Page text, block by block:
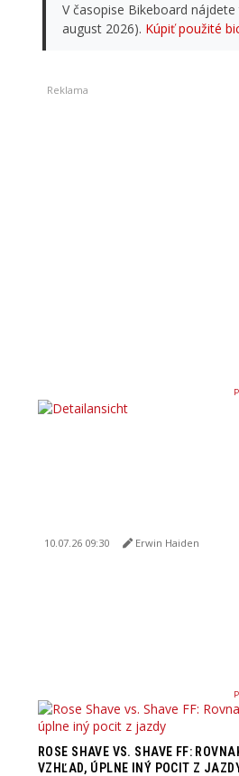
V časopise Bikeboard
august 2026). Kúpiť použité
Reklama
10.07.26 09:30 Erwin Haiden
ROSE SHAVE VS. SHAVE FF:
VZHĽAD, ÚPLNE INÝ POCIT Z